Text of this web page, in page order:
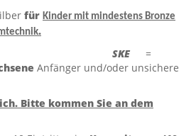
für Kinder mit mindestens Bronze
.
=
Anfänger und/oder unsichere
Bitte kommen Sie an dem